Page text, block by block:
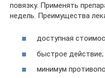
повязку. Применять
недель. Преимущества
доступная
быстрое действие;
минимум